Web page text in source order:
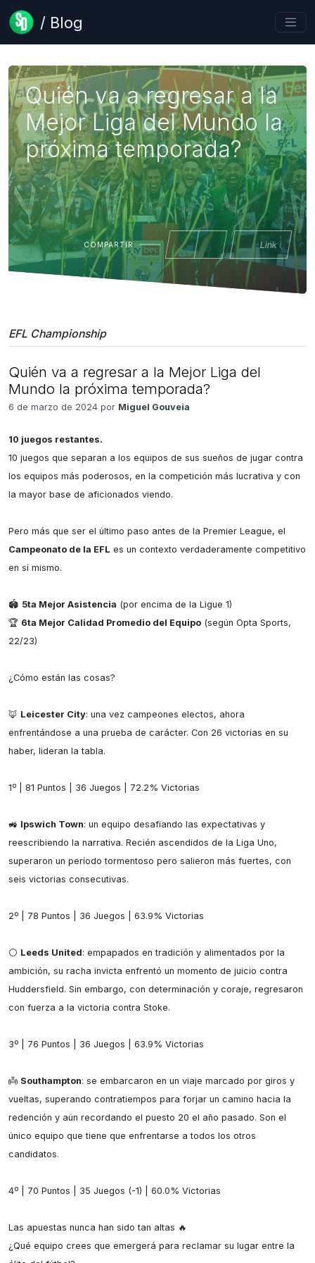
/ Blog
Quién va a regresar a la
Mejor Liga del Mundo la
próxima temporada?
COMPARTIR Link
EFL Championship
Quién va a regresar a la Mejor Liga del
Mundo la próxima temporada?
6 de marzo de 2024 por Miguel Gouveia
10 juegos restantes.
10 juegos que separan a los equipos de sus sueños de jugar contra
los equipos más poderosos, en la competición más lucrativa y con
la mayor base de aficionados viendo.
Campeonato de la EFL es un contexto verdaderamente competitivo
en sí mismo.
🏟️ 5ta Mejor Asistencia (por encima de la Ligue 1)
🏆 6ta Mejor Calidad Promedio del Equipo (según Opta Sports,
22/23)
¿Cómo están las cosas?
🦊 Leicester City: una vez campeones electos, ahora
enfrentándose a una prueba de carácter. Con 26 victorias en su
haber, lideran la tabla.
1º | 81 Puntos | 36 Juegos | 72.2% Victorias
🚜 Ipswich Town: un equipo desafiando las expectativas y
reescribiendo la narrativa. Recién ascendidos de la Liga Uno,
superaron un período tormentoso pero salieron más fuertes, con
seis victorias consecutivas.
2º | 78 Puntos | 36 Juegos | 63.9% Victorias
⚪️ Leeds United: empapados en tradición y alimentados por la
ambición, su racha invicta enfrentó un momento de juicio contra
Huddersfield. Sin embargo, con determinación y coraje, regresaron
con fuerza a la victoria contra Stoke.
3º | 76 Puntos | 36 Juegos | 63.9% Victorias
👼 Southampton: se embarcaron en un viaje marcado por giros y
vueltas, superando contratiempos para forjar un camino hacia la
redención y aún recordando el puesto 20 el año pasado. Son el
único equipo que tiene que enfrentarse a todos los otros
candidatos.
4º | 70 Puntos | 35 Juegos (-1) | 60.0% Victorias
Las apuestas nunca han sido tan altas 🔥
¿Qué equipo crees que emergerá para reclamar su lugar entre la